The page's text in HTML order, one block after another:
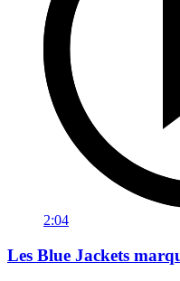
2:04
Les Blue Jackets